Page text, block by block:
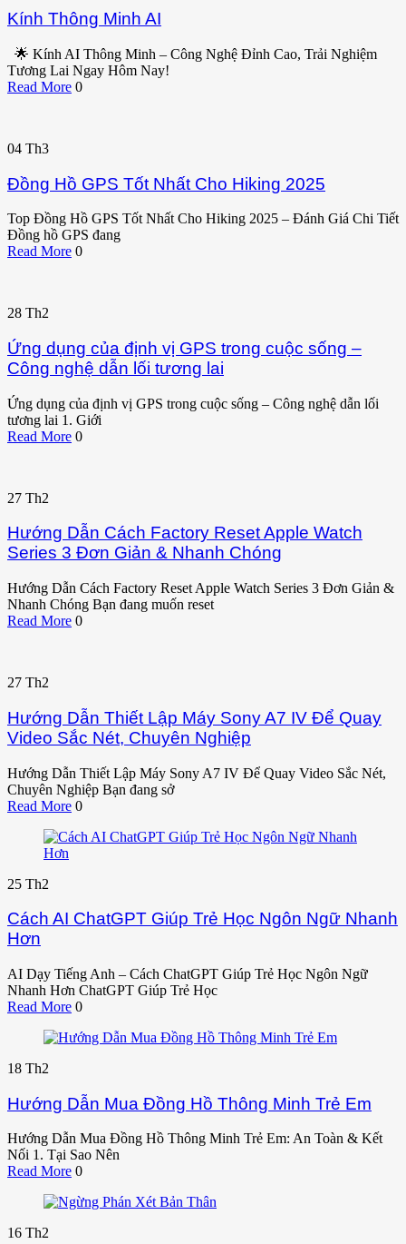
Kính Thông Minh AI
🌟 Kính AI Thông Minh – Công Nghệ Đỉnh Cao, Trải Nghiệm
Tương Lai Ngay Hôm Nay!
Read More 0
04 Th3
Đồng Hồ GPS Tốt Nhất Cho Hiking 2025
Top Đồng Hồ GPS Tốt Nhất Cho Hiking 2025 – Đánh Giá Chi Tiết
Đồng hồ GPS đang
Read More 0
28 Th2
Ứng dụng của định vị GPS trong cuộc sống –
Công nghệ dẫn lối tương lai
Ứng dụng của định vị GPS trong cuộc sống – Công nghệ dẫn lối
tương lai 1. Giới
Read More 0
27 Th2
Hướng Dẫn Cách Factory Reset Apple Watch
Series 3 Đơn Giản & Nhanh Chóng
Hướng Dẫn Cách Factory Reset Apple Watch Series 3 Đơn Giản &
Nhanh Chóng Bạn đang muốn reset
Read More 0
27 Th2
Hướng Dẫn Thiết Lập Máy Sony A7 IV Để Quay
Video Sắc Nét, Chuyên Nghiệp
Hướng Dẫn Thiết Lập Máy Sony A7 IV Để Quay Video Sắc Nét,
Chuyên Nghiệp Bạn đang sở
Read More 0
25 Th2
Cách AI ChatGPT Giúp Trẻ Học Ngôn Ngữ Nhanh
Hơn
AI Dạy Tiếng Anh – Cách ChatGPT Giúp Trẻ Học Ngôn Ngữ
Nhanh Hơn ChatGPT Giúp Trẻ Học
Read More 0
18 Th2
Hướng Dẫn Mua Đồng Hồ Thông Minh Trẻ Em
Hướng Dẫn Mua Đồng Hồ Thông Minh Trẻ Em: An Toàn & Kết
Nối 1. Tại Sao Nên
Read More 0
16 Th2